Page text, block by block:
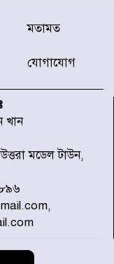
পাসপোর্ট
চক্রের ১৩ জন
বিচার এ দেশেই
হোক না কেন,
দিবসে
আভাস
মতামত
যোগাযোগ
খান
মডেল টাউন,